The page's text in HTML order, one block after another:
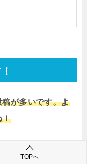
が多いです。よ
！
TOPへ